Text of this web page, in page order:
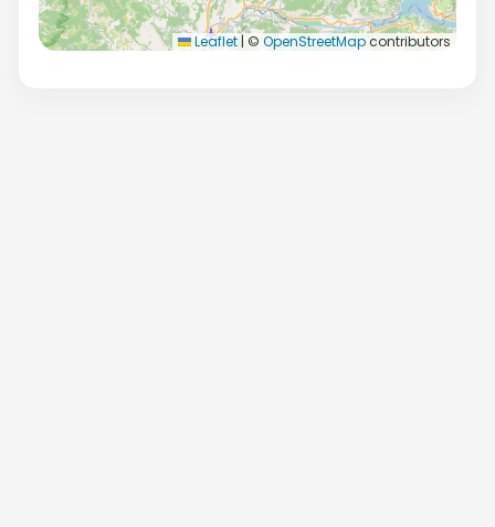
Leaflet | © OpenStreetMapcontributors